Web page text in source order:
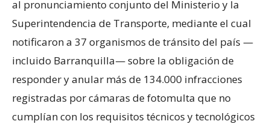
al pronunciamiento conjunto del Ministerio y la
Superintendencia de Transporte, mediante el cual
notificaron a 37 organismos de tránsito del país —
incluido Barranquilla— sobre la obligación de
responder y anular más de 134.000 infracciones
registradas por cámaras de fotomulta que no
cumplían con los requisitos técnicos y tecnológicos